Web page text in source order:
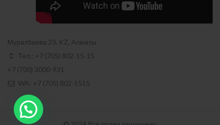
Муратбаева 23, KZ, Алматы
Тел.: +7 (705) 802-15-15
+7 (700) 3000-931
WA: +7 (705) 802-1515